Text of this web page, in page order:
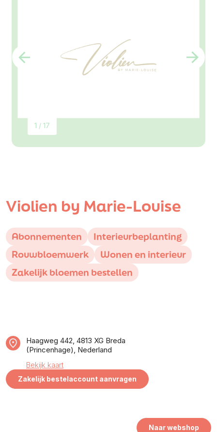
1 / 17
Violien by Marie-Louise
Abonnementen
Interieurbeplanting
Rouwbloemwerk
Wonen en interieur
Zakelijk bloemen bestellen
Haagweg 442, 4813 XG Breda
(Princenhage), Nederland
Bekijk kaart
Zakelijk bestelaccount aanvragen
Naar webshop